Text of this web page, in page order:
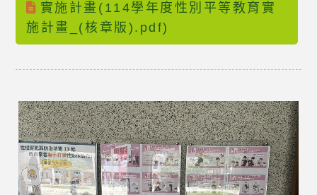
實施計畫(114學年度性別平等教育實
施計畫_(核章版).pdf)